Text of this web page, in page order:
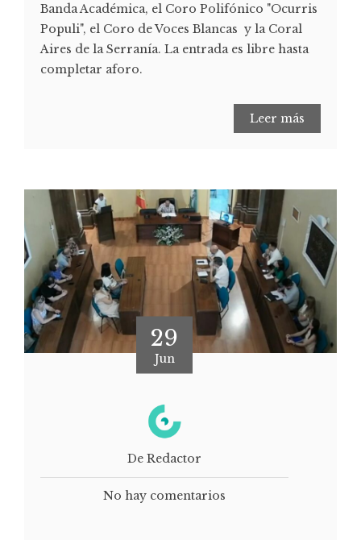
Banda Académica, el Coro Polifónico "Ocurris
Populi", el Coro de Voces Blancas y la Coral
Aires de la Serranía. La entrada es libre hasta
completar aforo.
Leer más
29
Jun
De Redactor
No hay comentarios